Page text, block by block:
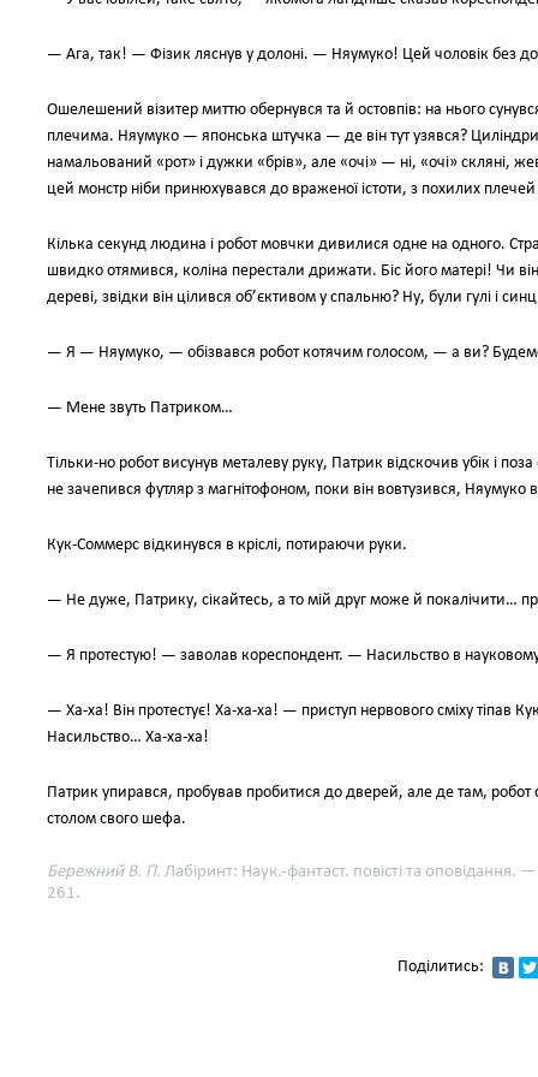
— Ага, так! — Фізик ляснув у долоні. — Няумуко! Цей чоловік без
Ошелешений візитер миттю обернувся та й остовпів: на нього
плечима. Няумуко — японська штучка — де він тут узявся?
намальований «рот» і дужки «брів», але «очі» — ні, «очі» скляні,
цей монстр ніби принюхувався до враженої істоти, з похилих
Кілька секунд людина і робот мовчки дивилися одне на одного.
швидко отямився, коліна перестали дрижати. Біс його матері! Чи
дереві, звідки він цілився об’єктивом у спальню? Ну, були гулі і
— Я — Няумуко, — обізвався робот котячим голосом, — а ви?
— Мене звуть Патриком…
Тільки-но робот висунув металеву руку, Патрик відскочив убік і
не зачепився футляр з магнітофоном, поки він вовтузився, Няумуко
Кук-Соммерс відкинувся в кріслі, потираючи руки.
— Не дуже, Патрику, сікайтесь, а то мій друг може й покалічити…
— Я протестую! — заволав кореспондент. — Насильство в
— Ха-ха! Він протестує! Ха-ха-ха! — приступ нервового сміху
Насильство… Ха-ха-ха!
Патрик упирався, пробував пробитися до дверей, але де там, робот
столом свого шефа.
Бережний В. П. Лабіринт: Наук.-фантаст. повісті та
261.
Поділитись: